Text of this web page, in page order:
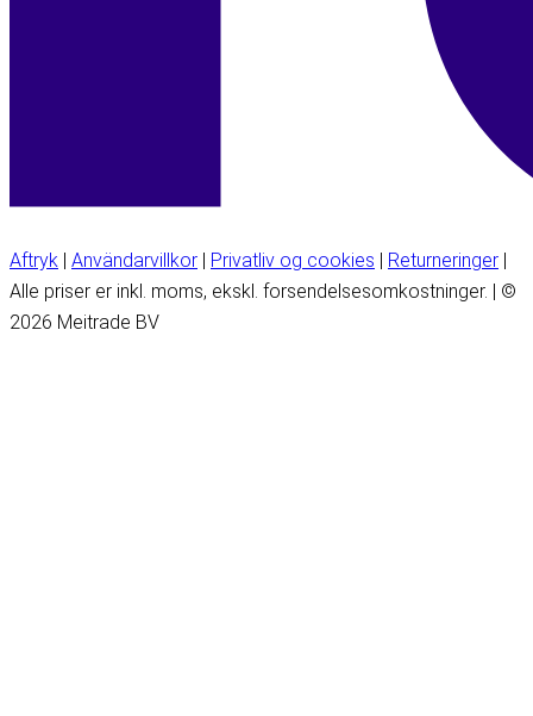
Aftryk | Användarvillkor | Privatliv og cookies | Returneringer |
Alle priser er inkl. moms, ekskl. forsendelsesomkostninger. | ©
2026 Meitrade BV